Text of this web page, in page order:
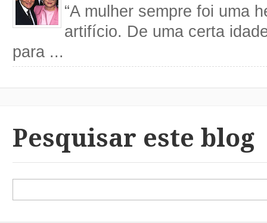
“A mulher sempre foi uma
artifício. De uma certa
para ...
Pesquisar este blog